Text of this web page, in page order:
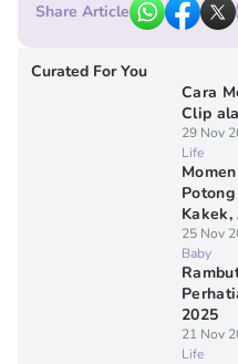
Share Article
Curated For You
Cara
Clip
29 Nov
Life
Kakek,
25 Nov
Baby
2025
21 Nov
Life